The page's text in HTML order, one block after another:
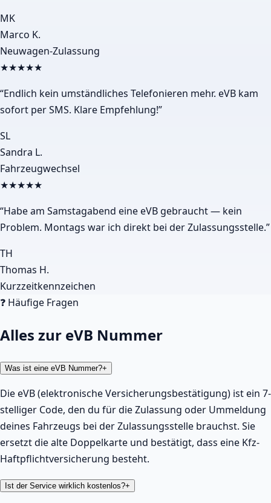
MK
Marco K.
Neuwagen-Zulassung
★★★★★
“Endlich kein umständliches Telefonieren mehr. eVB kam
sofort per SMS. Klare Empfehlung!”
SL
Sandra L.
Fahrzeugwechsel
★★★★★
“Habe am Samstagabend eine eVB gebraucht — kein
Problem. Montags war ich direkt bei der Zulassungsstelle.”
TH
Thomas H.
Kurzzeitkennzeichen
❓ Häufige Fragen
Alles zur eVB Nummer
Was ist eine eVB Nummer?+
Die eVB (elektronische Versicherungsbestätigung) ist ein 7-
stelliger Code, den du für die Zulassung oder Ummeldung
deines Fahrzeugs bei der Zulassungsstelle brauchst. Sie
ersetzt die alte Doppelkarte und bestätigt, dass eine Kfz-
Haftpflichtversicherung besteht.
Ist der Service wirklich kostenlos?+